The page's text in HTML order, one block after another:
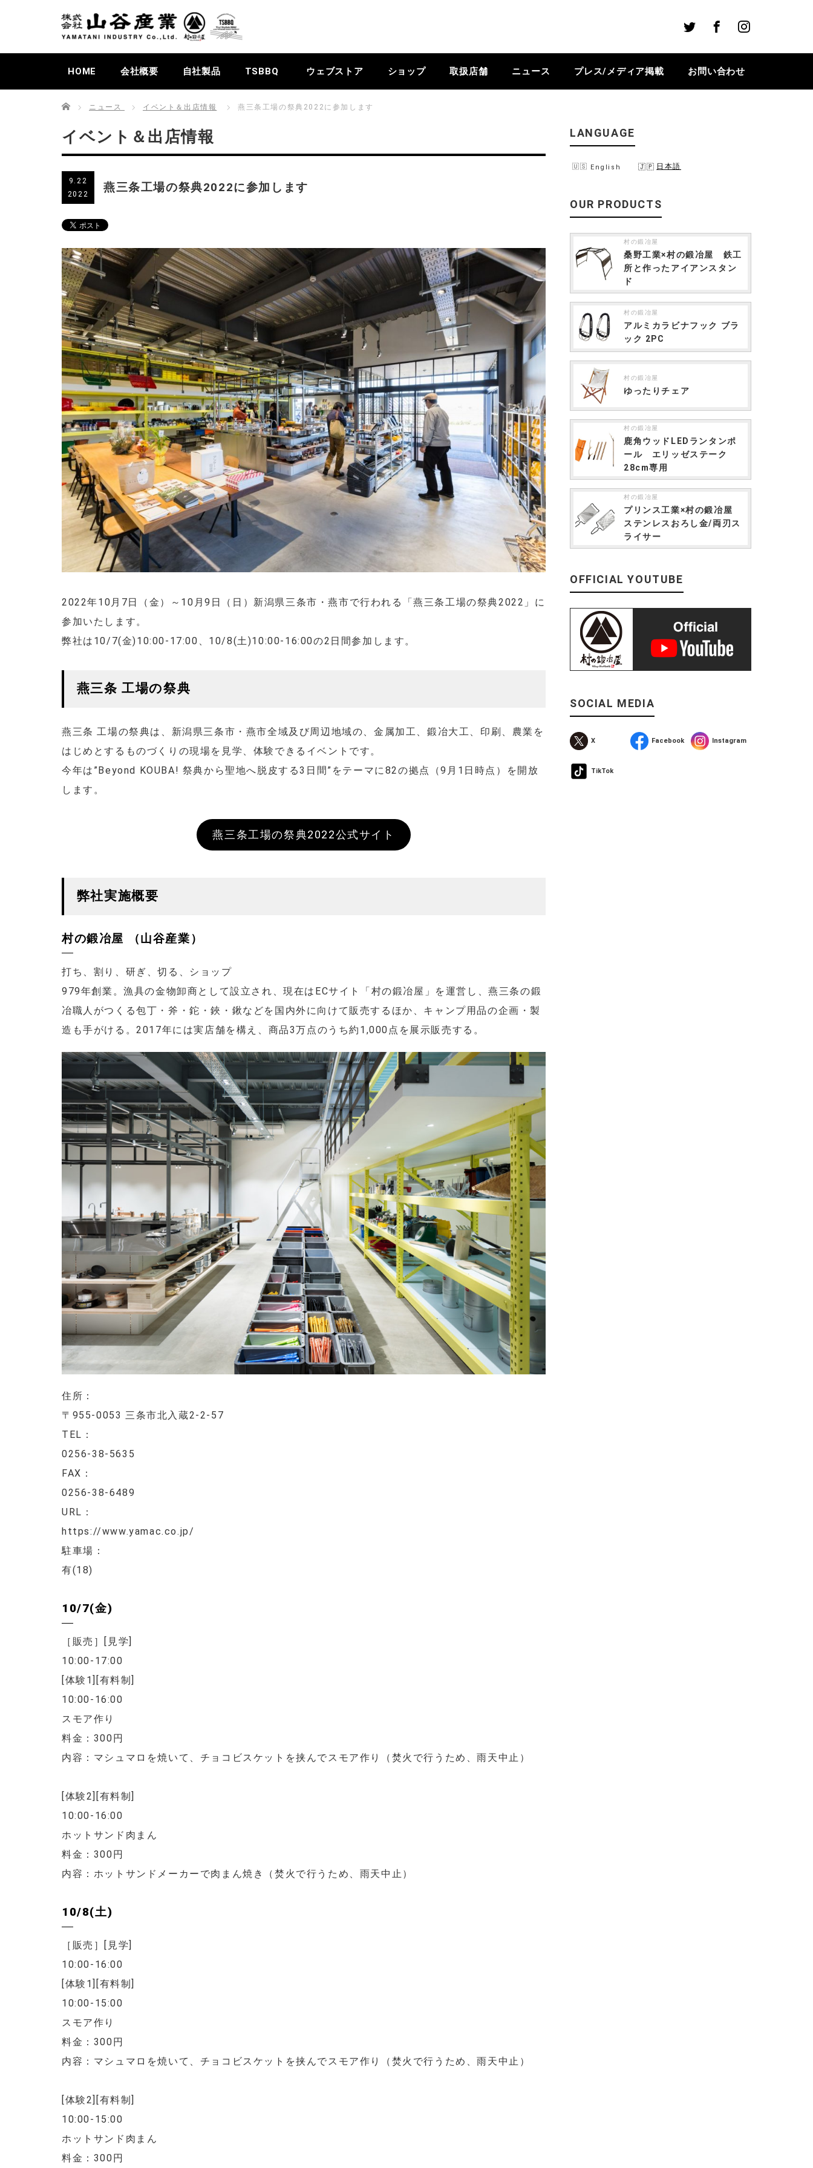
Instagram
HOME 会社概要 自社製品 TSBBQ ウェブストア ショップ 取扱店舗 ニュース プレス/メディア掲載 お問い合わせ
Home ニュース イベント＆出店情報 燕三条工場の祭典2022に参加します
イベント＆出店情報
9.22
2022
燕三条工場の祭典2022に参加します
2022年10月7日（金）～10月9日（日）新潟県三条市・燕市で行われる「燕三条工場の祭典2022」に
参加いたします。
弊社は10/7(金)10:00-17:00、10/8(土)10:00-16:00の2日間参加します。
燕三条 工場の祭典
燕三条 工場の祭典は、新潟県三条市・燕市全域及び周辺地域の、金属加工、鍛冶大工、印刷、農業を
はじめとするものづくりの現場を見学、体験できるイベントです。
今年は”Beyond KOUBA! 祭典から聖地へ脱皮する3日間”をテーマに82の拠点（9月1日時点）を開放
します。
燕三条工場の祭典2022公式サイト
弊社実施概要
村の鍛冶屋 （山谷産業）
打ち、割り、研ぎ、切る、ショップ
979年創業。漁具の金物卸商として設立され、現在はECサイト「村の鍛冶屋」を運営し、燕三条の鍛
冶職人がつくる包丁・斧・鉈・鋏・鍬などを国内外に向けて販売するほか、キャンプ用品の企画・製
造も手がける。2017年には実店舗を構え、商品3万点のうち約1,000点を展示販売する。
住所：
〒955-0053 三条市北入蔵2-2-57
TEL：
0256-38-5635
FAX：
0256-38-6489
URL：
https://www.yamac.co.jp/
駐車場：
有(18)
10/7(金)
［販売］[見学]
10:00-17:00
[体験1][有料制]
10:00-16:00
スモア作り
料金：300円
内容：マシュマロを焼いて、チョコビスケットを挟んでスモア作り（焚火で行うため、雨天中止）
[体験2][有料制]
10:00-16:00
ホットサンド肉まん
料金：300円
内容：ホットサンドメーカーで肉まん焼き（焚火で行うため、雨天中止）
10/8(土)
［販売］[見学]
10:00-16:00
[体験1][有料制]
10:00-15:00
スモア作り
料金：300円
内容：マシュマロを焼いて、チョコビスケットを挟んでスモア作り（焚火で行うため、雨天中止）
[体験2][有料制]
10:00-15:00
ホットサンド肉まん
料金：300円
LANGUAGE
English 日本語
OUR PRODUCTS
村の鍛冶屋
桑野工業×村の鍛冶屋 鉄工
所と作ったアイアンスタン
ド
村の鍛冶屋
アルミカラビナフック ブラ
ック 2PC
村の鍛冶屋
ゆったりチェア
村の鍛冶屋
鹿角ウッドLEDランタンポ
ール エリッゼステーク
28cm専用
村の鍛冶屋
プリンス工業×村の鍛冶屋
ステンレスおろし金/両刃ス
ライサー
OFFICIAL YOUTUBE
SOCIAL MEDIA
X Facebook Instagram
TikTok